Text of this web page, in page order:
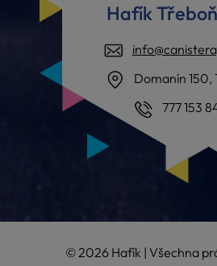
Hafík
Domanín 150,
777 153
© 2026 Hafík | Všechna